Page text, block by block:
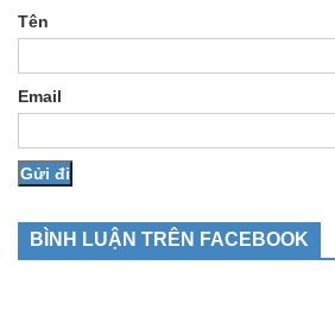
Tên
Email
BÌNH LUẬN TRÊN FACEBOOK